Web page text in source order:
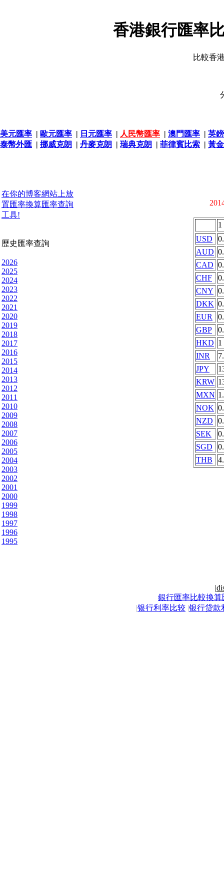
香港銀行匯率
比較香
美元匯率 | 歐元匯率 | 日元匯率 | 人民幣匯率 | 澳門匯率 | 英
泰幣外匯 | 挪威克朗 | 丹麥克朗 | 瑞典克朗 | 菲律賓比索 | 黃
在你的博客網站上放
置匯率換算匯率查詢
工具!
歷史匯率查詢
2026
2025
2024
2023
2022
2021
2020
2019
2018
2017
2016
2015
2014
2013
2012
2011
2010
2009
2008
2007
2006
2005
2004
2003
2002
2001
2000
1999
1998
1997
1996
1995
1
USD
AUD
CAD
CHF
CNY
DKK
EUR
GBP
HKD 1
INR
JPY
KRW
MXN
NOK
NZD
SEK
SGD
THB
|
銀行匯率比較換算
|银行利率比较 |银行贷款